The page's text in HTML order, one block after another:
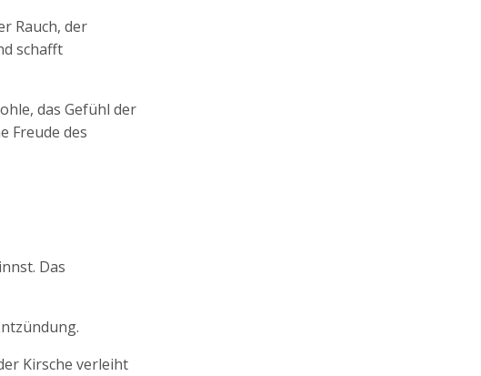
Rauch, der
schafft
das Gefühl der
Freude des
Das
Kirsche verleiht